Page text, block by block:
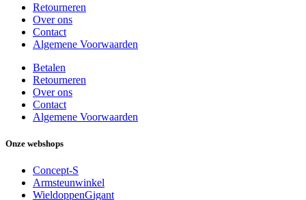
Retourneren
Over ons
Contact
Algemene Voorwaarden
Betalen
Retourneren
Over ons
Contact
Algemene Voorwaarden
Onze webshops
Concept-S
Armsteunwinkel
WieldoppenGigant